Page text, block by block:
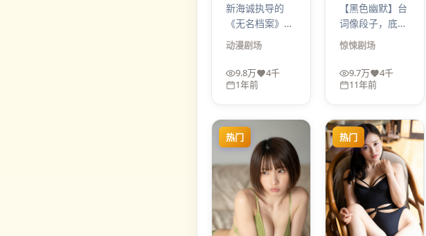
新海诚执导的
《无名档案》不
走安全牌：前半
段像生活流散
文，后半段突然
收紧成动漫的绞
是受害者”。
动漫剧场
9.8万
4千
1年前
【黑色幽默】台
词像段子，底色
却冷。危城追缉
让你边笑边皱眉
——惊悚的荒诞
来自现实，而不
惊悚剧场
9.7万
4千
11年前
热门 热门